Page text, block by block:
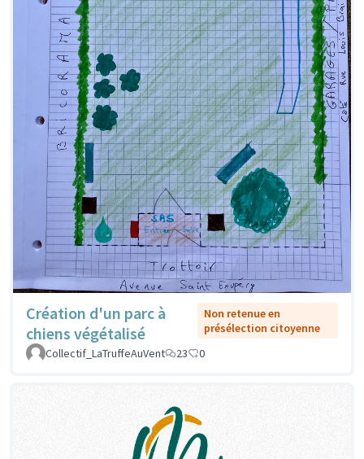
Création d'un parc à
chiens végétalisé
Non retenue en
présélection citoyenne
Collectif_LaTruffeAuVent
23 0